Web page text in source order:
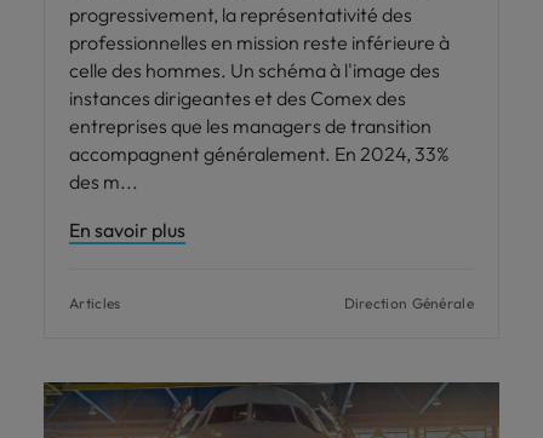
progressivement, la représentativité des
professionnelles en mission reste inférieure à
celle des hommes. Un schéma à l'image des
instances dirigeantes et des Comex des
entreprises que les managers de transition
accompagnent généralement. En 2024, 33%
des m
En savoir plus
Articles Direction Générale